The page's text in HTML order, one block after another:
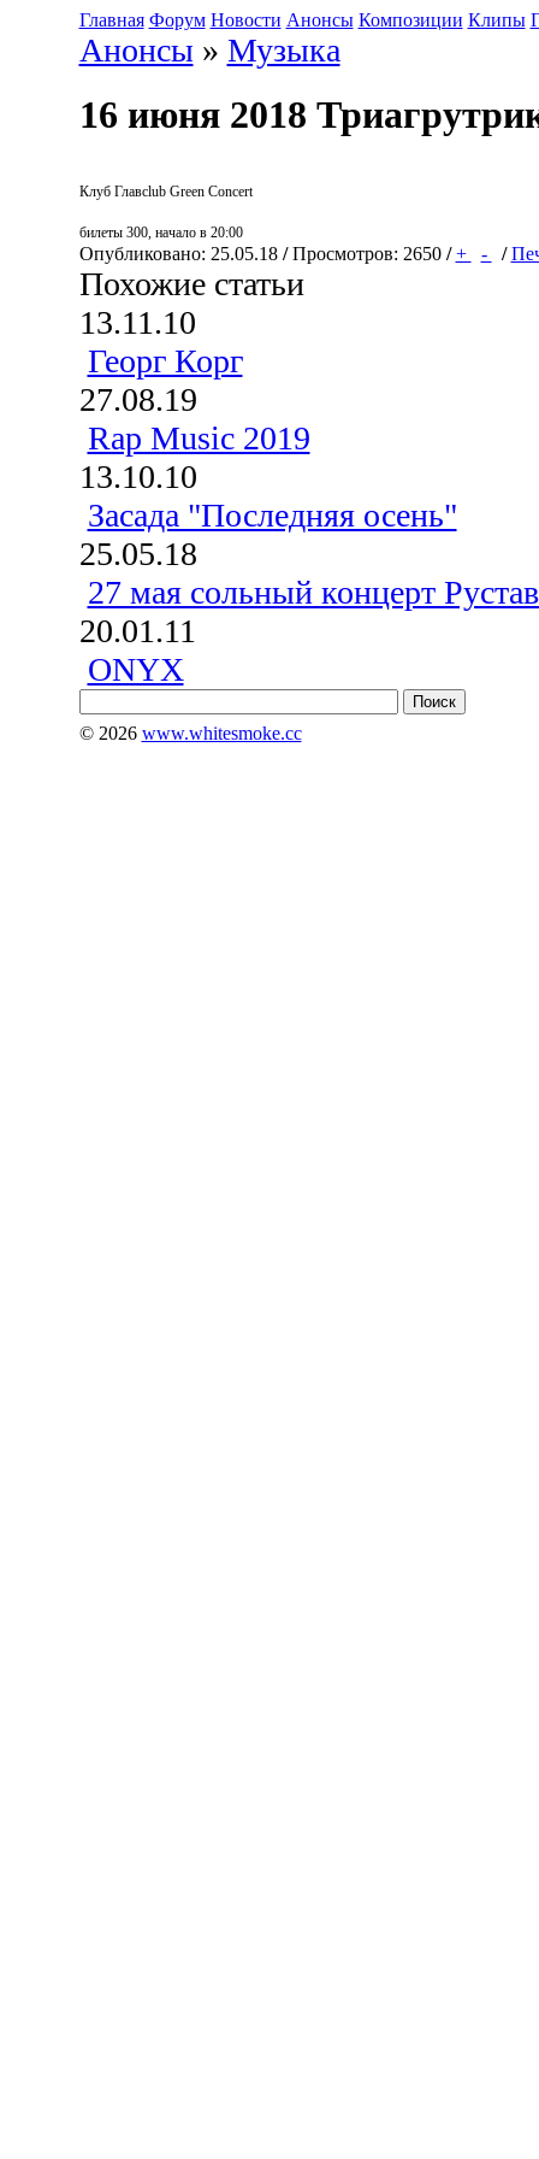
Главная Форум Новости Анонсы Композиции Клипы
Анонсы» Музыка
16 июня 2018
Клуб Главclub Green Concert
билеты 300, начало в 20:00
Опубликовано: 25.05.18 /Просмотров: 2650 / + - /
Похожие статьи
13.11.10
Георг Корг
27.08.19
Rap Music 2019
13.10.10
Засада "Последняя осень"
25.05.18
27 мая сольный концерт
20.01.11
ONYX
© 2026 www.whitesmoke.cc